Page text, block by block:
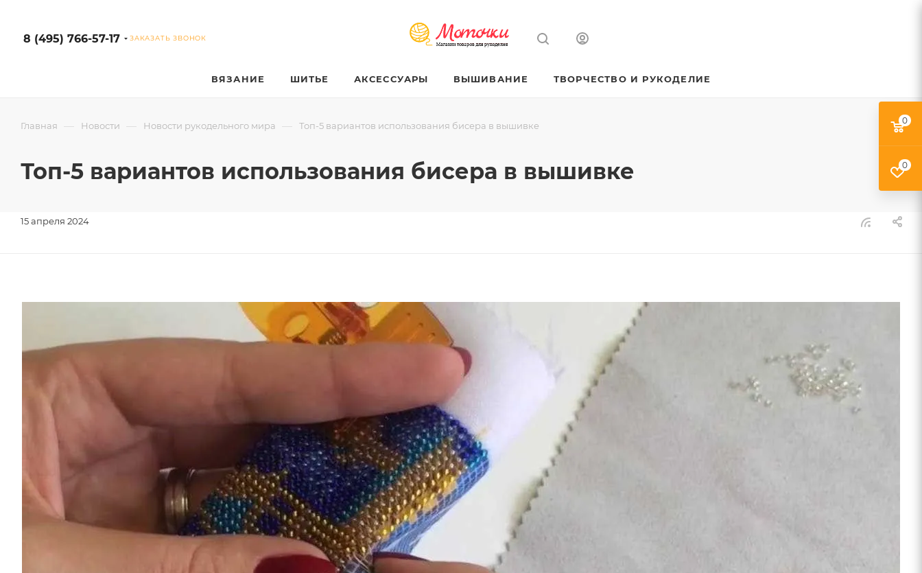
8 (495) 766-57-17 ЗАКАЗАТЬ ЗВОНОК
ВЯЗАНИЕ ШИТЬЕ АКСЕССУАРЫ ВЫШИВАНИЕ ТВОРЧЕСТВО И РУКОДЕЛИЕ
Главная — Новости — Новости рукодельного мира — Топ-5 вариантов использования бисера в вышивке
Топ-5 вариантов использования бисера в вышивке
15 апреля 2024
0
0